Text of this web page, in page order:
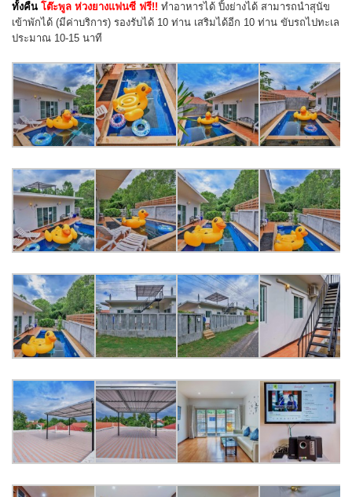
ทั้งคืน โต๊ะพูล ห่วงยางแฟนซี ฟรี!! ทำอาหารได้ ปิ้งย่างได้ สามารถนำสุนัข
เข้าพักได้ (มีค่าบริการ) รองรับได้ 10 ท่าน เสริมได้อีก 10 ท่าน ขับรถไปทะเล
ประมาณ 10-15 นาที